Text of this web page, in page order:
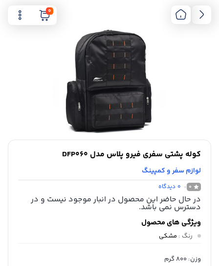
0
کوله پشتی سفری فیرو پلاس مدل DFP060
لوازم سفر و کمپینگ
0
0 دیدگاه
در حال حاضر این محصول در انبار موجود نیست و در
دسترس نمی باشد.
ویژگی های محصول
رنگ : مشکی
وزن: 800 گرم